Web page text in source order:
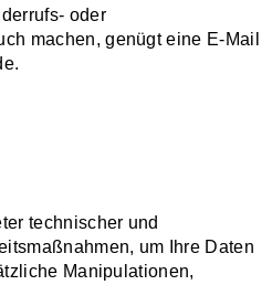
oder
machen, genügt eine E-Mail
technischer und
um Ihre Daten
Manipulationen,